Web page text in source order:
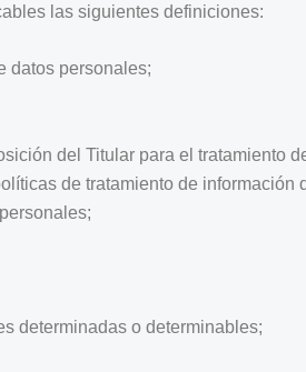
las siguientes definiciones:
datos personales;
del Titular para el tratamiento
de tratamiento de información
determinadas o determinables;